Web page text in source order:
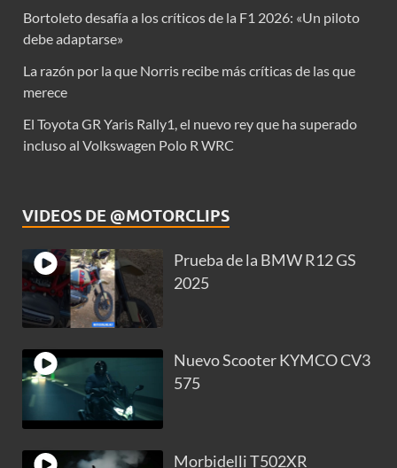
Bortoleto desafía a los críticos de la F1 2026: «Un piloto
debe adaptarse»
La razón por la que Norris recibe más críticas de las que
merece
El Toyota GR Yaris Rally1, el nuevo rey que ha superado
incluso al Volkswagen Polo R WRC
VIDEOS DE @MOTORCLIPS
Prueba de la BMW R12 GS
2025
Nuevo Scooter KYMCO CV3
575
Morbidelli T502XR